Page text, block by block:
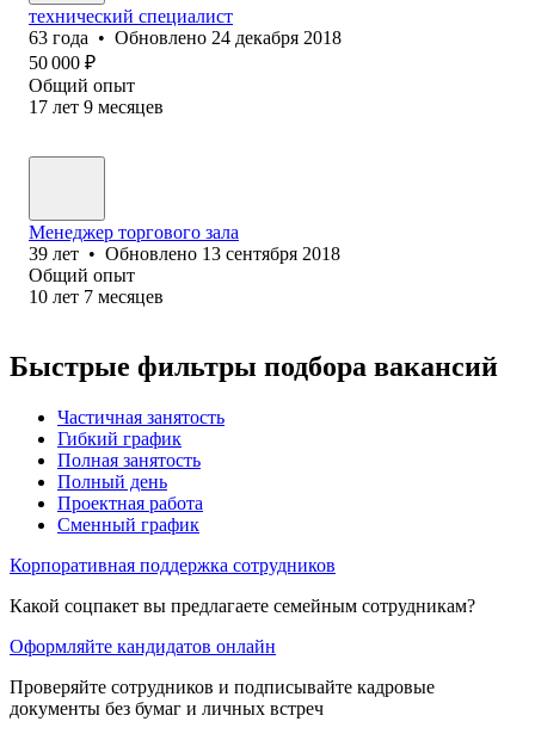
технический специалист
63 года • Обновлено 24 декабря 2018
50 000 ₽
Общий опыт
17 лет 9 месяцев
Менеджер торгового зала
39 лет • Обновлено 13 сентября 2018
Общий опыт
10 лет 7 месяцев
Быстрые фильтры подбора вакансий
Частичная занятость
Гибкий график
Полная занятость
Полный день
Проектная работа
Сменный график
Корпоративная поддержка сотрудников
Какой соцпакет вы предлагаете семейным сотрудникам?
Оформляйте кандидатов онлайн
Проверяйте сотрудников и подписывайте кадровые
документы без бумаг и личных встреч